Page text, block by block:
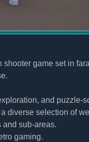
game set in
and puzzle-
diverse selection of
and sub-areas.
gaming.